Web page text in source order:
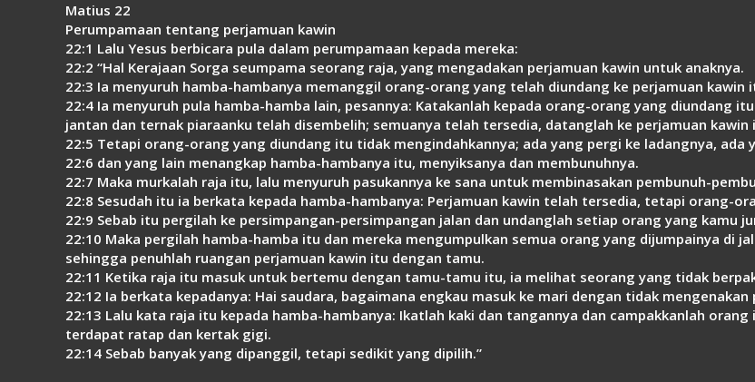
Matius 22
Perumpamaan tentang perjamuan kawin
22:1 Lalu Yesus berbicara pula dalam perumpamaan kepada mereka:
22:2 “Hal Kerajaan Sorga seumpama seorang raja, yang mengadakan perjamuan kawin untuk anaknya.
22:3 Ia menyuruh hamba-hambanya memanggil orang-orang yang telah diundang ke perjamuan
22:4 Ia menyuruh pula hamba-hamba lain, pesannya: Katakanlah kepada orang-orang yang diundang
jantan dan ternak piaraanku telah disembelih; semuanya telah tersedia, datanglah ke perjamuan kawin
22:5 Tetapi orang-orang yang diundang itu tidak mengindahkannya; ada yang pergi ke ladangnya, ada
22:6 dan yang lain menangkap hamba-hambanya itu, menyiksanya dan membunuhnya.
22:7 Maka murkalah raja itu, lalu menyuruh pasukannya ke sana untuk membinasakan pembunuh-
22:8 Sesudah itu ia berkata kepada hamba-hambanya: Perjamuan kawin telah tersedia, tetapi orang-
22:9 Sebab itu pergilah ke persimpangan-persimpangan jalan dan undanglah setiap orang yang kamu
22:10 Maka pergilah hamba-hamba itu dan mereka mengumpulkan semua orang yang dijumpainya di
sehingga penuhlah ruangan perjamuan kawin itu dengan tamu.
22:11 Ketika raja itu masuk untuk bertemu dengan tamu-tamu itu, ia melihat seorang yang tidak
22:12 Ia berkata kepadanya: Hai saudara, bagaimana engkau masuk ke mari dengan tidak
22:13 Lalu kata raja itu kepada hamba-hambanya: Ikatlah kaki dan tangannya dan campakkanlah
terdapat ratap dan kertak gigi.
22:14 Sebab banyak yang dipanggil, tetapi sedikit yang dipilih.”